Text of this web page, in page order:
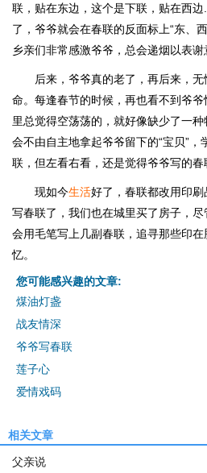
联，贴在东边，这个是下联，贴在西
了，爷爷就会在春联的反面标上“东、西
乡亲们非常感激爷爷，总会递烟以表谢
后来，爷爷真的老了，再后来，
命。每逢春节的时候，再也看不到爷
里总觉得空荡荡的，就好像缺少了一
会不由自主地拿起爷爷留下的“宝贝”
联，但左看右看，还是觉得爷爷写的春
现如今生活好了，春联都改用印
写春联了，我们也在城里买了房子，
会用毛笔写上几副春联，追寻那些印
忆。
您可能感兴趣的文章:
煤油灯盏
战友情深
爷爷写春联
莲子心
爱情戏码
相关文章
父亲说